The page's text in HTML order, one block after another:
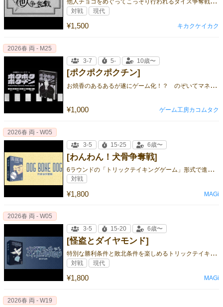
¥1,500
対戦 現代
キカクケイカク
[ポクポクポクチン]
お
焼香のあるあるが遂にゲーム化！？ のぞいてマネしてレッツ供養☆
¥1,000
2026春 両 - M25
3-7
5- 10歳〜
ゲーム工房カコムタク
[わんわん！犬骨争奪戦]
6
ラウンドの「トリックテイキングゲーム」形式で進行する小型カードゲームですが、「クライミングゲーム（大富豪）」のカードの組み合わ
¥1,800
2026春 両 - W05
3-5
15-25 6歳〜
対戦
MAGi
[怪盗とダイヤモンド]
特
別な勝利条件と敗北条件を楽しめるトリックテイキングゲームです
¥1,800
2026春 両 - W05
3-5
15-20 6歳〜
対戦 現代
MAGi
2026春 両 - W19